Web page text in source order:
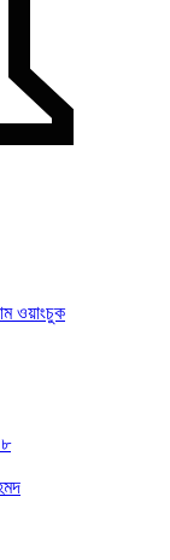
ওয়াংচুক